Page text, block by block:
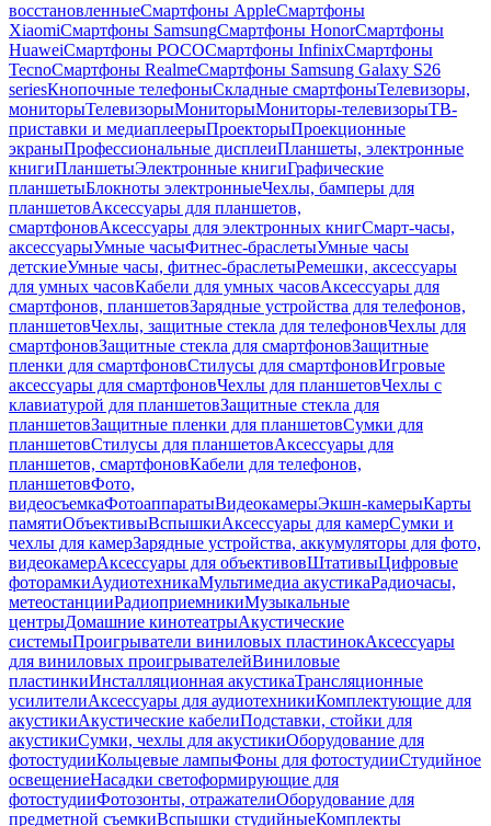
восстановленныеСмартфоны AppleСмартфоны
XiaomiСмартфоны SamsungСмартфоны HonorСмартфоны
HuaweiСмартфоны POCOСмартфоны InfinixСмартфоны
TecnoСмартфоны RealmeСмартфоны Samsung Galaxy S26
seriesКнопочные телефоныСкладные смартфоныТелевизоры,
мониторыТелевизорыМониторыМониторы-телевизорыТВ-
приставки и медиаплеерыПроекторыПроекционные
экраныПрофессиональные дисплеиПланшеты, электронные
книгиПланшетыЭлектронные книгиГрафические
планшетыБлокноты электронныеЧехлы, бамперы для
планшетовАксессуары для планшетов,
смартфоновАксессуары для электронных книгСмарт-часы,
аксессуарыУмные часыФитнес-браслетыУмные часы
детскиеУмные часы, фитнес-браслетыРемешки, аксессуары
для умных часовКабели для умных часовАксессуары для
смартфонов, планшетовЗарядные устройства для телефонов,
планшетовЧехлы, защитные стекла для телефоновЧехлы для
смартфоновЗащитные стекла для смартфоновЗащитные
пленки для смартфоновСтилусы для смартфоновИгровые
аксессуары для смартфоновЧехлы для планшетовЧехлы с
клавиатурой для планшетовЗащитные стекла для
планшетовЗащитные пленки для планшетовСумки для
планшетовСтилусы для планшетовАксессуары для
планшетов, смартфоновКабели для телефонов,
планшетовФото,
видеосъемкаФотоаппаратыВидеокамерыЭкшн-камерыКарты
памятиОбъективыВспышкиАксессуары для камерСумки и
чехлы для камерЗарядные устройства, аккумуляторы для фото,
видеокамерАксессуары для объективовШтативыЦифровые
фоторамкиАудиотехникаМультимедиа акустикаРадиочасы,
метеостанцииРадиоприемникиМузыкальные
центрыДомашние кинотеатрыАкустические
системыПроигрыватели виниловых пластинокАксессуары
для виниловых проигрывателейВиниловые
пластинкиИнсталляционная акустикаТрансляционные
усилителиАксессуары для аудиотехникиКомплектующие для
акустикиАкустические кабелиПодставки, стойки для
акустикиСумки, чехлы для акустикиОборудование для
фотостудииКольцевые лампыФоны для фотостудииСтудийное
освещениеНасадки светоформирующие для
фотостудииФотозонты, отражателиОборудование для
предметной съемкиВспышки студийныеКомплекты